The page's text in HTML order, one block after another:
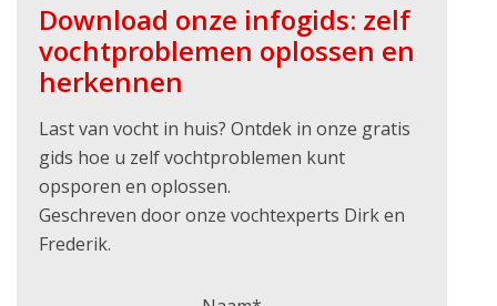
Download onze infogids: zelf
vochtproblemen oplossen en
herkennen
Last van vocht in huis? Ontdek in onze gratis
gids hoe u zelf vochtproblemen kunt
opsporen en oplossen.
Geschreven door onze vochtexperts Dirk en
Frederik.